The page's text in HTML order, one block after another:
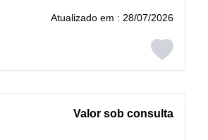
Atualizado em : 28/07/2026
Valor sob consulta